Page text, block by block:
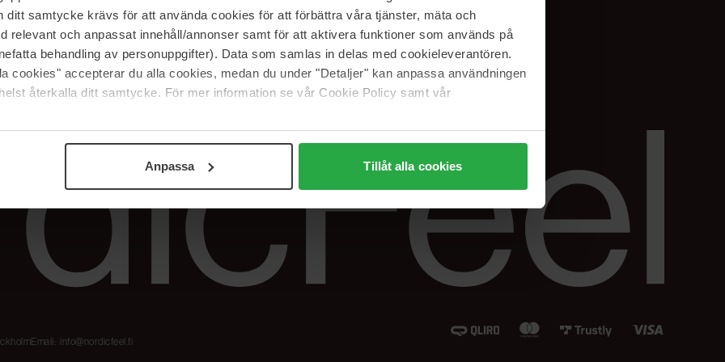
ditt samtycke krävs för att använda cookies för att förbättra våra tjänster, mäta och
relevant och anpassat innehåll/annonser samt för att aktivera funktioner som används på
behandling av personuppgifter). Data som samlas in delas med cookieleverantören.
cookies" accepterar du alla cookies, medan du under "Detaljer" kan anpassa användningen
återkalla ditt samtycke. För mer information se vår Cookie Policy samt vår
Anpassa Tillåt alla cookies
The Beauty Edit
Työskentele
NordicFeel Groupissa
reklamaatiot
Facebook
LinkedIn
Email:
info@nordicfeel.fi